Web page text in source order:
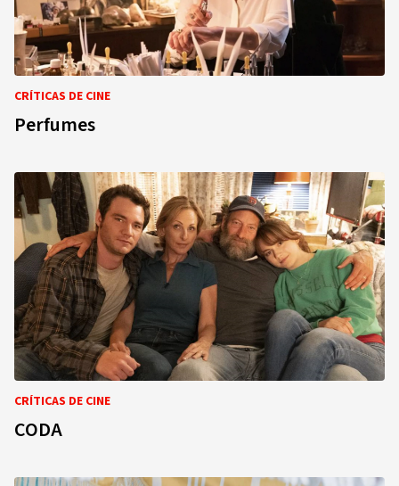
CRÍTICAS DE CINE
Perfumes
CRÍTICAS DE CINE
CODA